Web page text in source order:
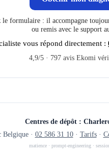
le formulaire : il accompagne
ou remis avec le support
vous répond directement :
4,9/5 · 797 avis Ekomi
Centres de dépôt :
· 02 586 31 10· Tarifs·
matience· prompt-engineering ·